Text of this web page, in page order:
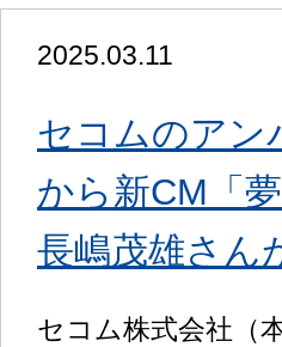
2025.03.11
セコムのア
から新CM「
長嶋茂雄さん
セコム株式会社（